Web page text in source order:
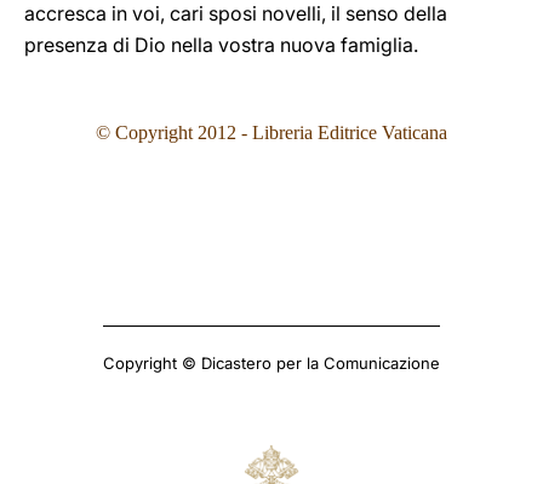
accresca in voi, cari sposi novelli, il senso della
presenza di Dio nella vostra nuova famiglia.
© Copyright 2012 - Libreria Editrice Vaticana
Copyright © Dicastero per la Comunicazione